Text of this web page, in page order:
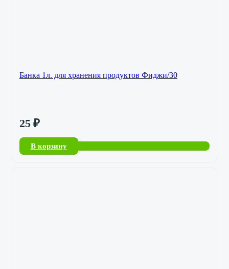
Банка 1л. для хранения продуктов Фиджи/30
25 ₽
В корзину